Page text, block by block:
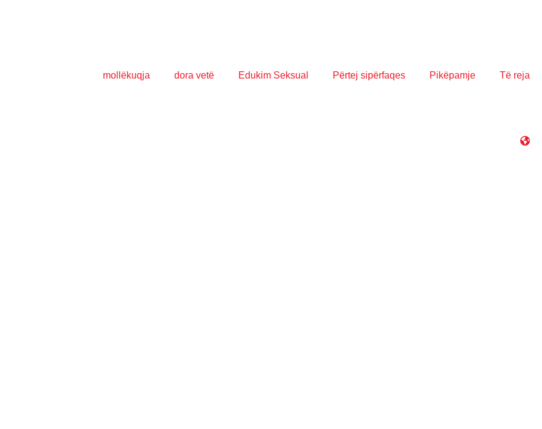
mollëkuqja dora vetë Edukim Seksual Përtej sipërfaqes Pikëpamje Të reja